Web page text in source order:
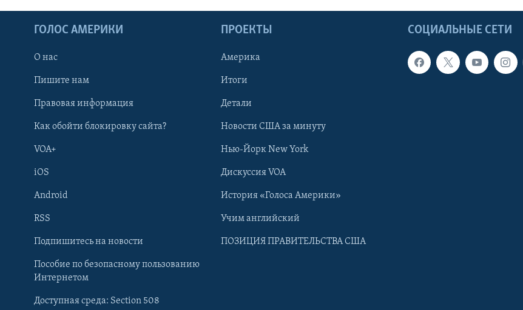
Learning English
СОЦИАЛЬНЫЕ СЕТИ
ГОЛОС АМЕРИКИ
О нас
Пишите нам
Правовая информация
Как обойти блокировку сайта?
VOA+
iOS
Android
RSS
Подпишитесь на новости
Пособие по безопасному пользованию
Интернетом
Доступная среда: Section 508
ПРОЕКТЫ
Америка
Итоги
Детали
Новости США за минуту
Нью-Йорк New York
Дискуссия VOA
История «Голоса Америки»
Учим английский
ПОЗИЦИЯ ПРАВИТЕЛЬСТВА США